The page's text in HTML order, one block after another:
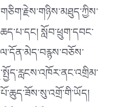
སློབ་ཕྲུག་དབང་